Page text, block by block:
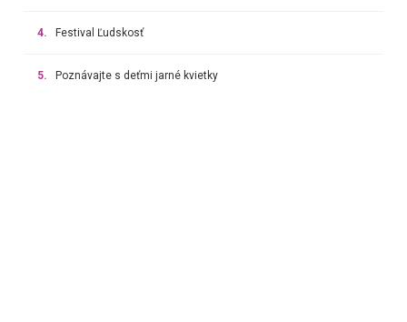
4. Festival Ľudskosť
5. Poznávajte s deťmi jarné kvietky